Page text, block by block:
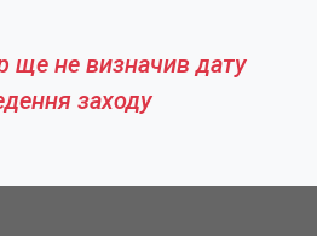
ще не визначив дату
заходу